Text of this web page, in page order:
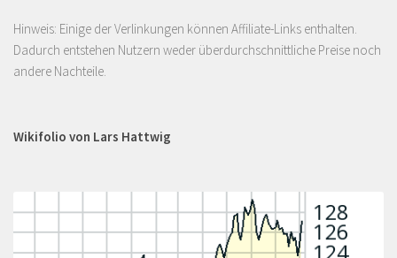
Hinweis: Einige der Verlinkungen können Affiliate-Links enthalten.
Dadurch entstehen Nutzern weder überdurchschnittliche Preise noch
andere Nachteile.
Wikifolio von Lars Hattwig